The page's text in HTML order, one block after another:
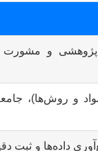
و مشورت
و روش‌ها)،
داده‌ها و ثبت